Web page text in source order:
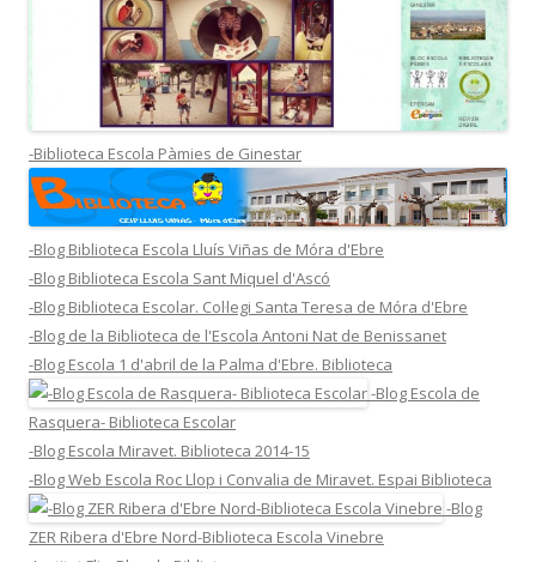
-Biblioteca Escola Pàmies de Ginestar
-Blog Biblioteca Escola Lluís Viñas de Móra d'Ebre
-Blog Biblioteca Escola Sant Miquel d'Ascó
-Blog Biblioteca Escolar. Col·legi Santa Teresa de Móra d'Ebre
-Blog de la Biblioteca de l'Escola Antoni Nat de Benissanet
-Blog Escola 1 d'abril de la Palma d'Ebre. Biblioteca
-Blog Escola de
Rasquera- Biblioteca Escolar
-Blog Escola Miravet. Biblioteca 2014-15
-Blog Web Escola Roc Llop i Convalia de Miravet. Espai Biblioteca
-Blog
ZER Ribera d'Ebre Nord-Biblioteca Escola Vinebre